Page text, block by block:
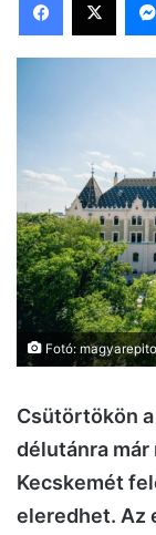
Fotó:
Csütörtökön
délutánra
Kecskemét
eleredhet. Az